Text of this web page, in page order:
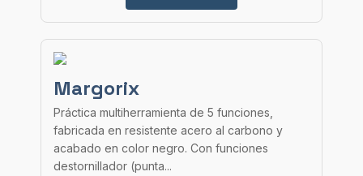
Margorix
Práctica multiherramienta de 5 funciones,
fabricada en resistente acero al carbono y
acabado en color negro. Con funciones
destornillador (punta...